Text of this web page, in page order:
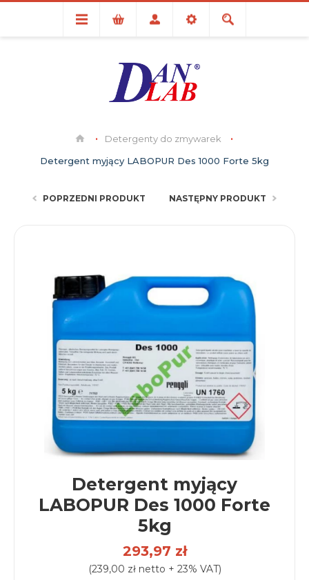
Detergenty do zmywarek
Detergent myjący LABOPUR Des 1000 Forte 5kg
POPRZEDNI PRODUKT NASTĘPNY PRODUKT
Detergent myjący
LABOPUR Des 1000 Forte
5kg
293,97 zł
(239,00 zł netto + 23% VAT)